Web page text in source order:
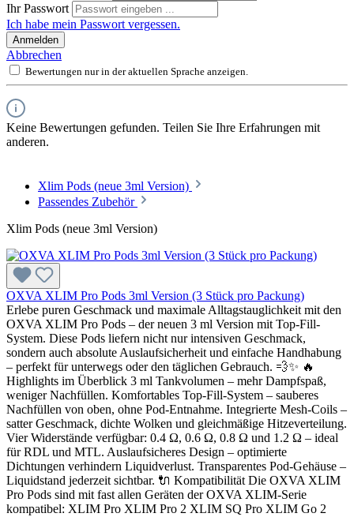
Ihr Passwort
Ich habe mein Passwort vergessen.
Anmelden
Abbrechen
Bewertungen nur in der aktuellen Sprache anzeigen.
Keine Bewertungen gefunden. Teilen Sie Ihre Erfahrungen mit
anderen.
Xlim Pods (neue 3ml Version)
Passendes Zubehör
Xlim Pods (neue 3ml Version)
OXVA XLIM Pro Pods 3ml Version (3 Stück pro Packung)
Erlebe puren Geschmack und maximale Alltagstauglichkeit mit den
OXVA XLIM Pro Pods – der neuen 3 ml Version mit Top-Fill-
System. Diese Pods liefern nicht nur intensiven Geschmack,
sondern auch absolute Auslaufsicherheit und einfache Handhabung
– perfekt für unterwegs oder den täglichen Gebrauch. 💨✨ 🔥
Highlights im Überblick 3 ml Tankvolumen – mehr Dampfspaß,
weniger Nachfüllen. Komfortables Top-Fill-System – sauberes
Nachfüllen von oben, ohne Pod-Entnahme. Integrierte Mesh-Coils –
satter Geschmack, dichte Wolken und gleichmäßige Hitzeverteilung.
Vier Widerstände verfügbar: 0.4 Ω, 0.6 Ω, 0.8 Ω und 1.2 Ω – ideal
für RDL und MTL. Auslaufsicheres Design – optimierte
Dichtungen verhindern Liquidverlust. Transparentes Pod-Gehäuse –
Liquidstand jederzeit sichtbar. 🔌 Kompatibilität Die OXVA XLIM
Pro Pods sind mit fast allen Geräten der OXVA XLIM-Serie
kompatibel: XLIM Pro XLIM Pro 2 XLIM SQ Pro XLIM Go 2